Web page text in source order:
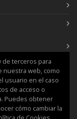
de terceros para
nuestra web, como
usuario en el caso
de acceso o
Puedes obtener
cómo cambiar la